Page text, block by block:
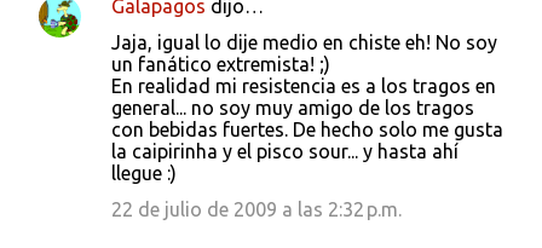
Galapagos dijo…
Jaja, igual lo dije medio en chiste eh! No soy
un fanático extremista! ;)
En realidad mi resistencia es a los tragos en
general... no soy muy amigo de los tragos
con bebidas fuertes. De hecho solo me gusta
la caipirinha y el pisco sour... y hasta ahí
llegue :)
22 de julio de 2009 a las 2:32 p.m.